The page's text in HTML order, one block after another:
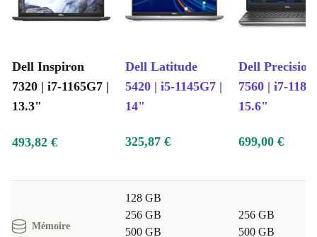
Dell Inspiron
7320 | i7-1165G7 |
13.3"
Dell Latitude
5420 | i5-1145G7 |
14"
Dell Precision
7560 | i7-
15.6"
493,82 € 325,87 € 699,00 €
Mémoire
128 GB
256 GB
500 GB
256 GB
500 GB